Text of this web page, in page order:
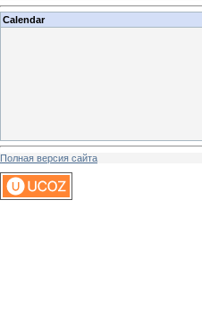
Calendar
Полная версия сайта